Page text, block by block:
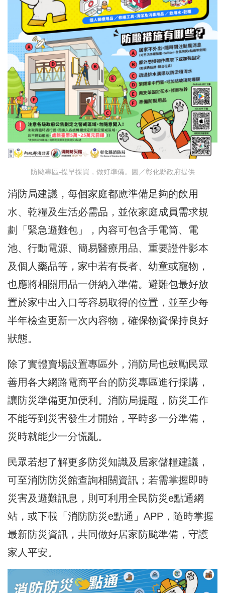
防颱專區-提早採買，做好準備。圖／彰化縣政府提供
消防局建議，每個家庭都應準備足夠的飲用
水、乾糧及生活必需品，並依家庭成員需求規
劃「緊急避難包」，內容可包含手電筒、電
池、行動電源、簡易醫療用品、重要證件影本
及個人藥品等，家中若有長者、幼童或寵物，
也應將相關用品一併納入準備。避難包最好放
置於家中出入口等容易取得的位置，並至少每
半年檢查更新一次內容物，確保物資保持良好
狀態。
除了實體賣場設置專區外，消防局也鼓勵民眾
善用各大網路電商平台的防災專區進行採購，
讓防災準備更加便利。消防局提醒，防災工作
不能等到災害發生才開始，平時多一分準備，
災時就能少一分慌亂。
民眾若想了解更多防災知識及居家儲糧建議，
可至消防防災館查詢相關資訊；若需掌握即時
災害及避難訊息，則可利用全民防災e點通網
站，或下載「消防防災e點通」APP，隨時掌握
最新防災資訊，共同做好居家防颱準備，守護
家人平安。